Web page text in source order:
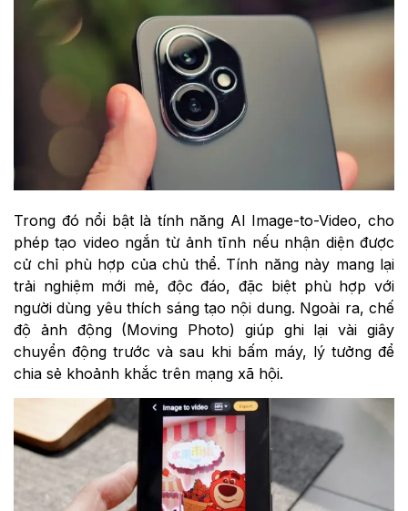
Trong đó nổi bật là tính năng AI Image-to-Video, cho
phép tạo video ngắn từ ảnh tĩnh nếu nhận diện được
cử chỉ phù hợp của chủ thể. Tính năng này mang lại
trải nghiệm mới mẻ, độc đáo, đặc biệt phù hợp với
người dùng yêu thích sáng tạo nội dung. Ngoài ra, chế
độ ảnh động (Moving Photo) giúp ghi lại vài giây
chuyển động trước và sau khi bấm máy, lý tưởng để
chia sẻ khoảnh khắc trên mạng xã hội.